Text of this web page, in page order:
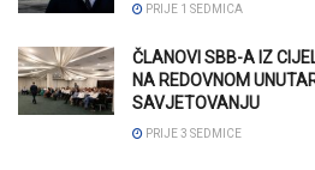
PRIJE 1 SEDMICA
ČLANOVI SBB-A IZ
NA REDOVNOM
SAVJETOVANJU
PRIJE 3 SEDMICE